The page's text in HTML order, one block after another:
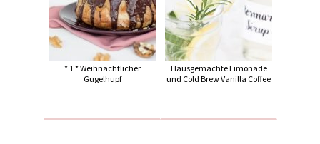
* 1 * Weihnachtlicher
Gugelhupf
Hausgemachte Limonade
und Cold Brew Vanilla Coffee